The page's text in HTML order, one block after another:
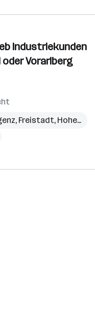
Industriekunden
oder Vorarlberg
, Freistadt, Hohenems